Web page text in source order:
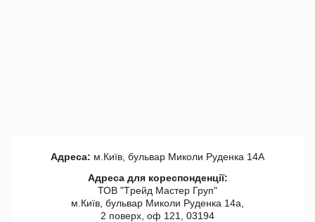
Адреса: м.Київ, бульвар Миколи Руденка 14А
Адреса для кореспонденції:
ТОВ "Tрейд Мастер Груп"
м.Київ, бульвар Миколи Руденка 14а,
2 поверх, оф 121, 03194